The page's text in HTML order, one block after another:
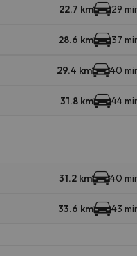
22.7 km 29
28.6 km 37
29.4 km 40
31.8 km 44
31.2 km 40
33.6 km 43